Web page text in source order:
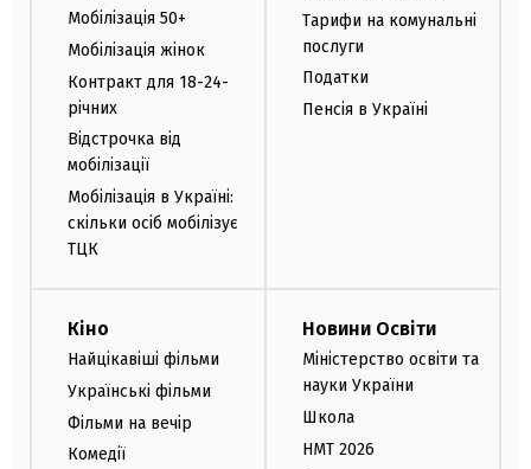
Мобілізація 50+
Мобілізація жінок
Контракт для 18-24-
річних
Відстрочка від
мобілізації
Мобілізація в Україні:
скільки осіб мобілізує
ТЦК
Тарифи на комунальні
послуги
Податки
Пенсія в Україні
Кіно
Найцікавіші фільми
Українські фільми
Фільми на вечір
Комедії
Новини Освіти
Міністерство освіти та
науки України
Школа
НМТ 2026